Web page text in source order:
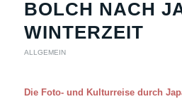
BOLCH NACH
WINTERZEIT
ALLGEMEIN
Die Foto- und Kulturreise durch